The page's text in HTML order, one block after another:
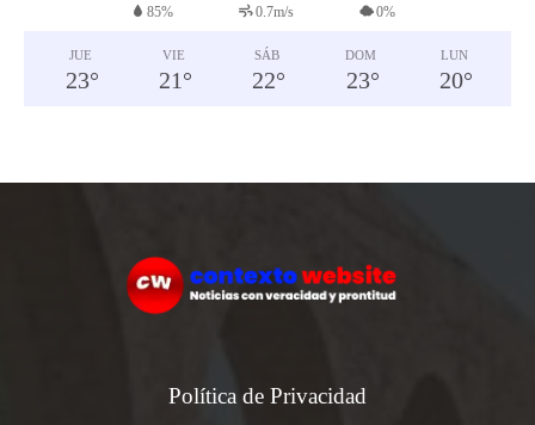
85% 0.7m/s 0%
JUE
23°
VIE
21 °
SÁB
22°
DOM
23°
LUN
20°
Política de Privacidad